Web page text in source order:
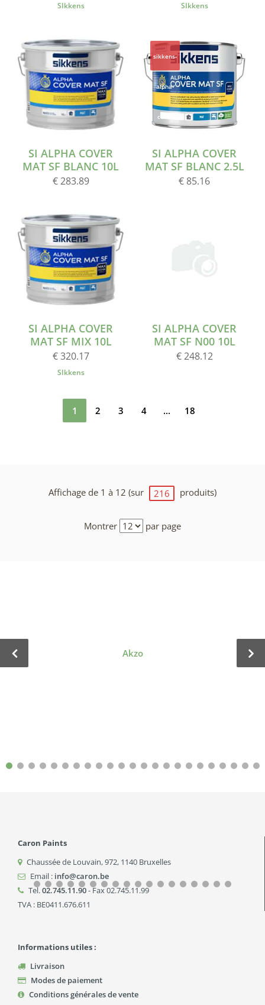
SIkkens SIkkens
SI ALPHA COVER
MAT SF BLANC 10L
€ 283.89
sikkens-
alpha-
cover
SI ALPHA COVER
MAT SF BLANC 2.5L
€ 85.16
SI ALPHA COVER
MAT SF MIX 10L
€ 320.17
SIkkens
SI ALPHA COVER
MAT SF N00 10L
€ 248.12
1 2 3 4 ... 18
Affichage de 1 à 12 (sur 216 produits)
Montrer par page
Akzo
Caron Paints
Chaussée de Louvain, 972, 1140 Bruxelles
Email : info@caron.be
Tel.02.745.11.90- Fax 02.745.11.99
TVA : BE0411.676.611
Informations utiles :
Livraison
Modes de paiement
Conditions générales de vente